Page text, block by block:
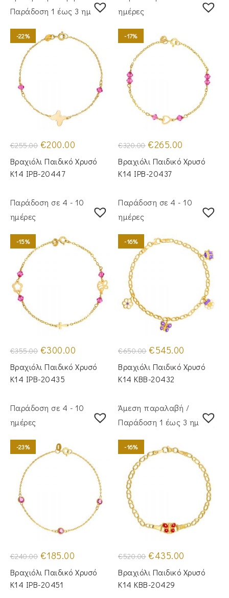
Παράδoση 1 έως 3 ημέρες
-22%
€255.00 Original
price
was:
€255.00.
€200.00
τιμή
είναι:
Βραχιόλι Παιδικό Χρυσό
Κ14 IPB-20447
ημέρες
-17%
€320.00 Original
price
was:
€320.00.
€265.00
τιμή
είναι:
Βραχιόλι Παιδικό Χρυσό
Κ14 IPB-20437
Παράδοση σε 4 - 10
ημέρες
-15%
€355.00 Original
price
was:
€355.00.
€300.00
τιμή
είναι:
Βραχιόλι Παιδικό Χρυσό
Κ14 IPB-20435
Παράδοση σε 4 - 10
ημέρες
-16%
€650.00 Original
price
was:
€650.00.
€545.00
τιμή
είναι:
Βραχιόλι Παιδικό Χρυσό
Κ14 KBB-20432
Παράδοση σε 4 - 10
ημέρες
-23%
€240.00 Original
price
was:
€240.00.
€185.00
τιμή
είναι:
Βραχιόλι Παιδικό Χρυσό
Κ14 IPB-20451
Άμεση παραλαβή /
Παράδoση 1 έως 3 ημέρες
-16%
€520.00 Original
price
was:
€520.00.
€435.00
τιμή
είναι:
Βραχιόλι Παιδικό Χρυσό
Κ14 KBB-20429